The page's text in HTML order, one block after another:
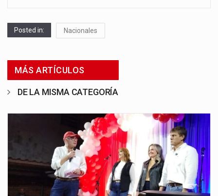
Posted in: Nacionales
MÁS ARTÍCULOS
DE LA MISMA CATEGORÍA